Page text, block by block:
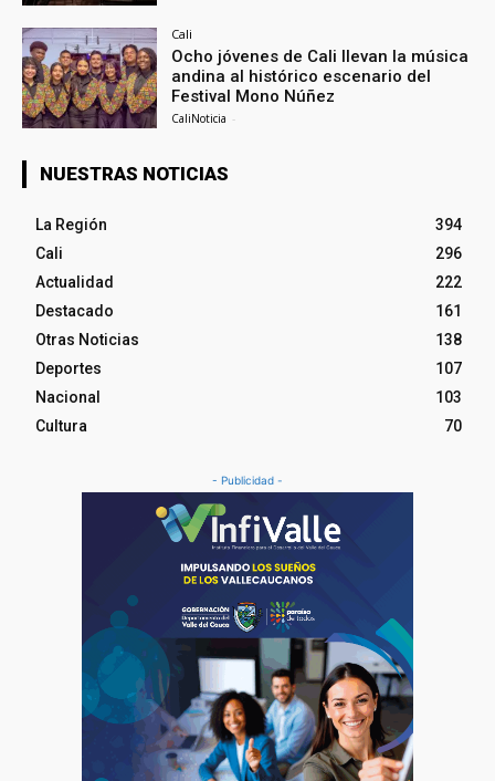
Cali
Ocho jóvenes de Cali llevan la música
andina al histórico escenario del
Festival Mono Núñez
CaliNoticia -
NUESTRAS NOTICIAS
La Región
394
Cali
296
Actualidad
222
Destacado
161
Otras Noticias
138
Deportes
107
Nacional
103
Cultura
70
- Publicidad -